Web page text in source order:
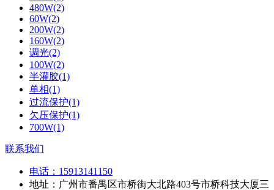
480W(2)
60W(2)
200W(2)
160W(2)
调光(2)
100W(2)
半灌胶(1)
单相(1)
过流保护(1)
欠压保护(1)
700W(1)
联系我们
电话： 15913141150
地址：广州市番禺区市桥街大北路403号市桥科技大厦三